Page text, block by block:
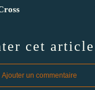
cet article
Ajouter un commentaire